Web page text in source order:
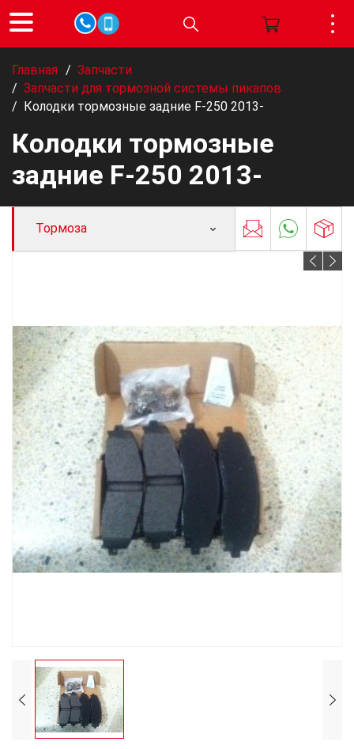
Главная / Запчасти
/ Запчасти для тормозной системы пикапов
/ Колодки тормозные задние F-250 2013-
Колодки тормозные
задние F-250 2013-
Тормоза